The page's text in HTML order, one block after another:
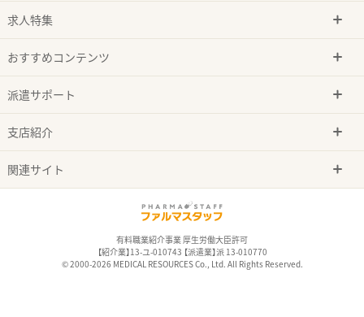
求人特集
おすすめコンテンツ
派遣サポート
支店紹介
関連サイト
有料職業紹介事業 厚生労働大臣許可
【紹介業】13-ユ-010743 【派遣業】派 13-010770
© 2000-2026 MEDICAL RESOURCES Co., Ltd. All Rights Reserved.